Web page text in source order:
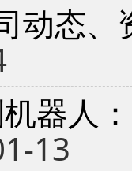
动态
器人
13